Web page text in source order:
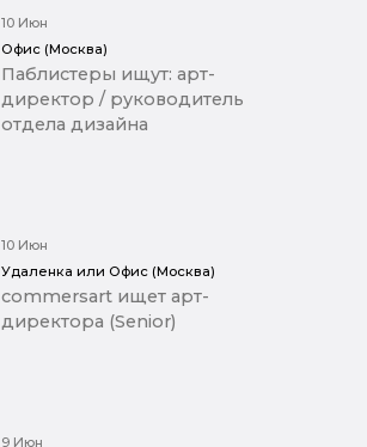
10 Июн
Офис (Москва)
Паблистеры ищут: арт-
директор / руководитель
отдела дизайна
10 Июн
Удаленка или Офис (Москва)
commersart ищет арт-
директора (Senior)
9 Июн